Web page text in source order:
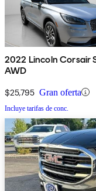
2022 Lincoln Corsair
AWD
$25,795 Gran oferta
Incluye tarifas de conc.